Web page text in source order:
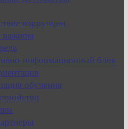
коррупции
важном
информационный блок
обучения